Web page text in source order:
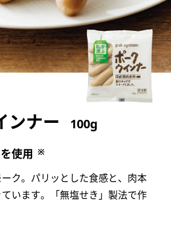
ンナー 100g
使用 ※
ク。パリッとした食感と、肉本
います。「無塩せき」製法で作